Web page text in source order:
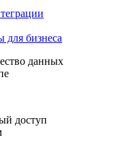
для бизнеса
данных
доступ